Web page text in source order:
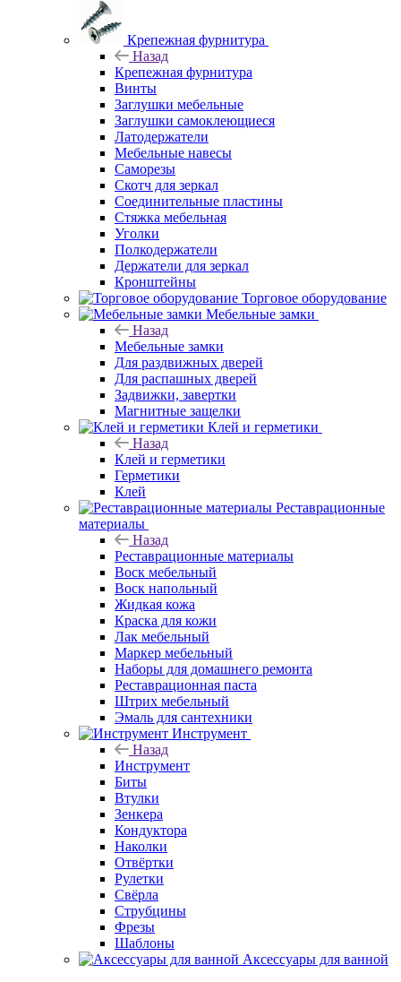
Крепежная фурнитура
Назад
Крепежная фурнитура
Винты
Заглушки мебельные
Заглушки самоклеющиеся
Латодержатели
Мебельные навесы
Саморезы
Скотч для зеркал
Соединительные пластины
Стяжка мебельная
Уголки
Полкодержатели
Держатели для зеркал
Кронштейны
Торговое оборудование
Мебельные замки
Назад
Мебельные замки
Для раздвижных дверей
Для распашных дверей
Задвижки, завертки
Магнитные защелки
Клей и герметики
Назад
Клей и герметики
Герметики
Клей
Реставрационные
материалы
Назад
Реставрационные материалы
Воск мебельный
Воск напольный
Жидкая кожа
Краска для кожи
Лак мебельный
Маркер мебельный
Наборы для домашнего ремонта
Реставрационная паста
Штрих мебельный
Эмаль для сантехники
Инструмент
Назад
Инструмент
Биты
Втулки
Зенкера
Кондуктора
Наколки
Отвёртки
Рулетки
Свёрла
Струбцины
Фрезы
Шаблоны
Аксессуары для ванной